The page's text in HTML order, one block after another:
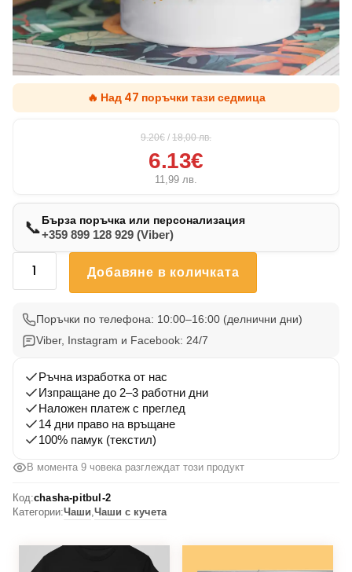
🔥 Над 47 поръчки тази седмица
9.20€ / 18,00лв.
6.13€
11,99 лв.
📞Бърза поръчка или персонализация
+359 899 128 929 (Viber)
количество
Питбул
Добавяне в количката
Поръчки по телефона: 10:00–16:00 (делнични дни)
Viber, Instagram и Facebook: 24/7
Ръчна изработка от нас
Изпращане до 2–3 работни дни
Наложен платеж с преглед
14 дни право на връщане
100% памук (текстил)
В момента 9 човека разглеждат този продукт
Код:chasha-pitbul-2
Категории:Чаши Чаши с кучета